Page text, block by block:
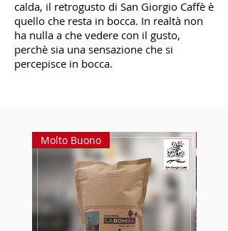
calda, il retrogusto di San Giorgio Caffè è
quello che resta in bocca. In realtà non
ha nulla a che vedere con il gusto,
perchè sia una sensazione che si
percepisce in bocca.
Molto Buono